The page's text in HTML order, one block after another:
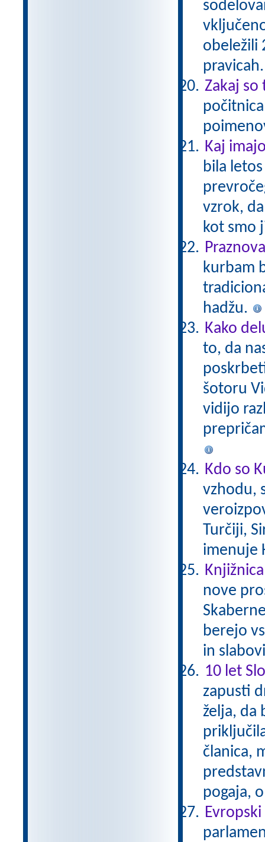
obeležili
Zakaj
Kaj
bila
vzrok,
kot smo
kurbam
hadžu.
Kako
to, da
šotoru
vidijo
Kdo so
vzhodu,
Turčiji,
imenuje
nove
berejo
in
10 let
zapusti
želja, da
članica,
pogaja,